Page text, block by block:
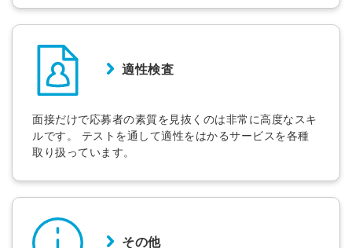
適性検査
面接だけで応募者の素質を見抜くのは非常に高度なスキ
ルです。 テストを通して適性をはかるサービスを各種
取り扱っています。
その他